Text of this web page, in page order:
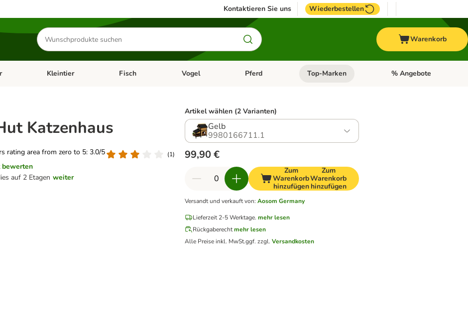
Kontaktieren Sie uns Wiederbestellen
Produkte
suchen
Warenkorb
& Zubehör
Kategorie-Menü öffnen: Hundefutter & Zubehör
Kleintier Kategorie-Menü öffnen: Kleintier
Fisch Kategorie-Menü öffnen: Fisch
Vogel Kategorie-Menü öffnen: Vogel
Pferd Kategorie-Menü öffnen: Pferd
Top-Marken Kategorie-Menü öffnen:
% Angebote
Katzenhaus
rating area from zero to 5: 3.0/5
(1)
bewerten
auf 2 Etagen weiter
Artikel wählen (2 Varianten)
Gelb
9980166711.1
99,90 €
Zum
Warenkorb
hinzufügen
Zum
Warenkorb
hinzufügen
Versandt und verkauft von: Aosom Germany
Lieferzeit 2-5 Werktage. mehr lesen
Rückgaberechtmehr lesen
Alle Preise inkl. MwSt.ggf. zzgl.Versandkosten